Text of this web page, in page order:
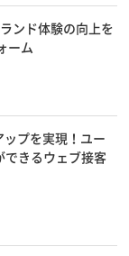
ンド体験の向上を
ーム
ップを実現！ユー
できるウェブ接客